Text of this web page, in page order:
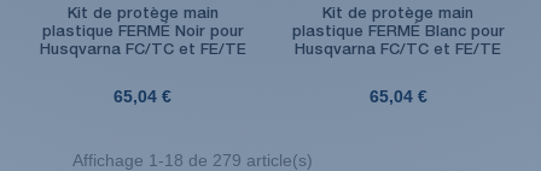
Kit de protège main
plastique FERMÉ Noir pour
Husqvarna FC/TC et FE/TE
65,04 €
Kit de protège main
plastique FERMÉ Blanc pour
Husqvarna FC/TC et FE/TE
65,04 €
Affichage 1-18 de 279 article(s)